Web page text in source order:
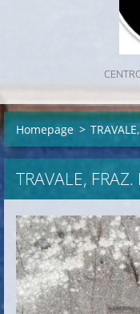
Homepage >
TRAVALE,